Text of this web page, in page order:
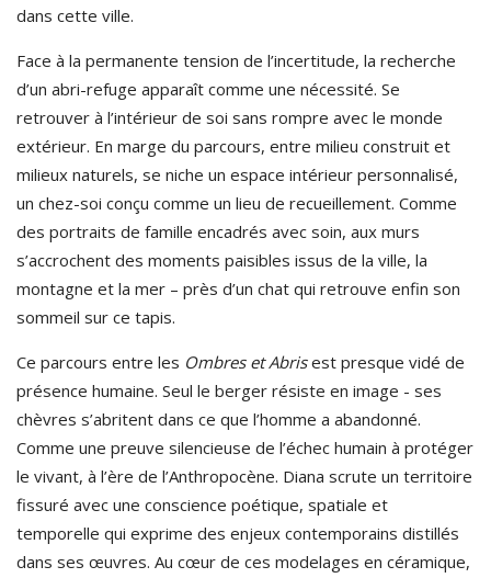
dans cette ville.
Face à la permanente tension de l’incertitude, la recherche
d’un abri-refuge apparaît comme une nécessité. Se
retrouver à l’intérieur de soi sans rompre avec le monde
extérieur. En marge du parcours, entre milieu construit et
milieux naturels, se niche un espace intérieur personnalisé,
un chez-soi conçu comme un lieu de recueillement. Comme
des portraits de famille encadrés avec soin, aux murs
s’accrochent des moments paisibles issus de la ville, la
montagne et la mer – près d’un chat qui retrouve enfin son
sommeil sur ce tapis.
Ce parcours entre les Ombres et Abris est presque vidé de
présence humaine. Seul le berger résiste en image - ses
chèvres s’abritent dans ce que l’homme a abandonné.
Comme une preuve silencieuse de l’échec humain à protéger
le vivant, à l’ère de l’Anthropocène. Diana scrute un territoire
fissuré avec une conscience poétique, spatiale et
temporelle qui exprime des enjeux contemporains distillés
dans ses œuvres. Au cœur de ces modelages en céramique,